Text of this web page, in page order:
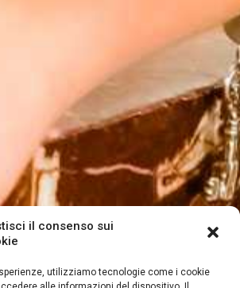
il consenso sui
utilizziamo tecnologie come i cookie